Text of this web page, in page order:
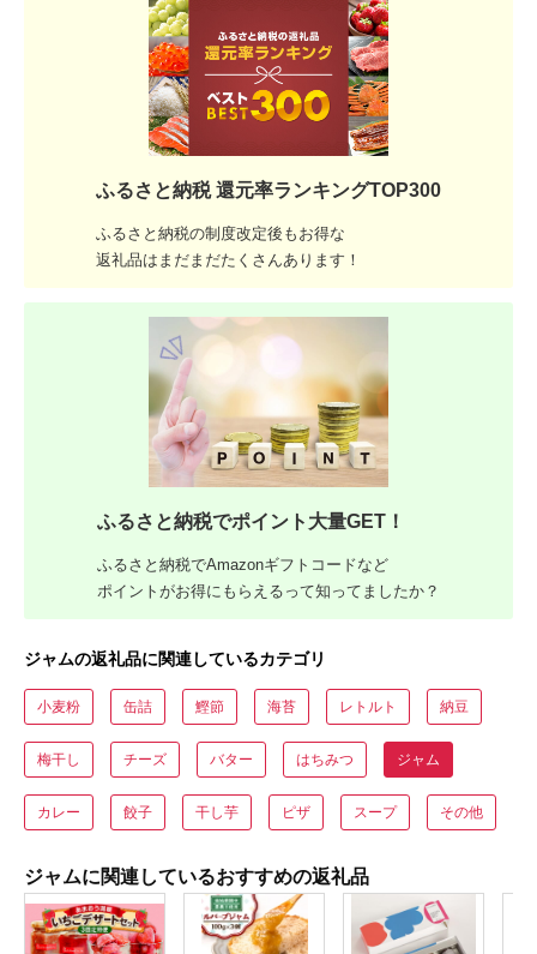
ふるさと納税 還元率ランキングTOP300
ふるさと納税の制度改定後もお得な
返礼品はまだまだたくさんあります！
ふるさと納税でポイント大量GET！
ふるさと納税でAmazonギフトコードなど
ポイントがお得にもらえるって知ってましたか？
ジャムの返礼品に関連しているカテゴリ
小麦粉 缶詰 鰹節 海苔 レトルト 納豆
梅干し チーズ バター はちみつ ジャム
カレー 餃子 干し芋 ピザ スープ その他
ジャムに関連しているおすすめの返礼品